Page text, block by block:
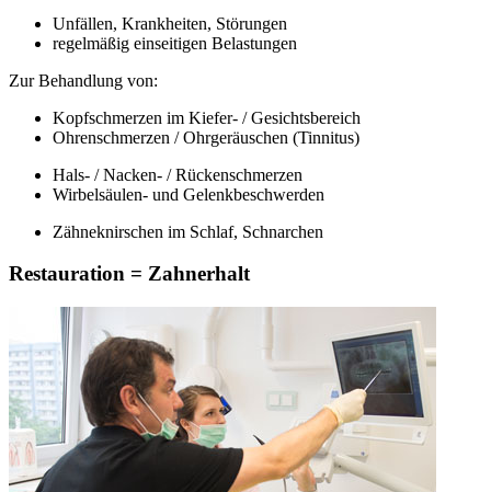
Unfällen, Krankheiten, Störungen
regelmäßig einseitigen Belastungen
Zur Behandlung von:
Kopfschmerzen im Kiefer- / Gesichtsbereich
Ohrenschmerzen / Ohrgeräuschen (Tinnitus)
Hals- / Nacken- / Rückenschmerzen
Wirbelsäulen- und Gelenkbeschwerden
Zähneknirschen im Schlaf, Schnarchen
Restauration = Zahnerhalt